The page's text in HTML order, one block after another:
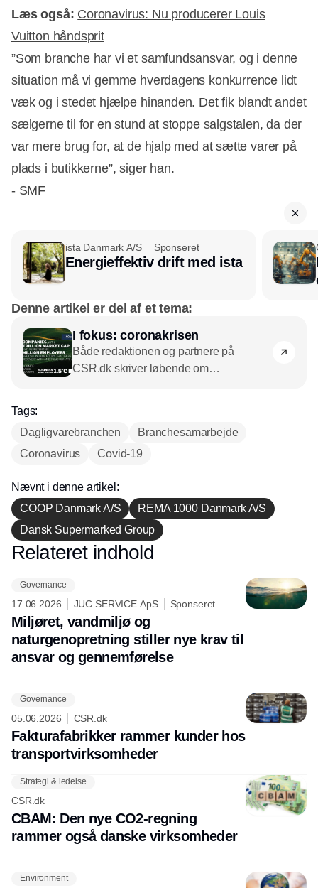
Læs også: Coronavirus: Nu producerer Louis
Vuitton håndsprit
”Som branche har vi et samfundsansvar, og i denne
situation må vi gemme hverdagens konkurrence lidt
væk og i stedet hjælpe hinanden. Det fik blandt andet
sælgerne til for en stund at stoppe salgstalen, da der
var mere brug for, at de hjalp med at sætte varer på
plads i butikkerne”, siger han.
- SMF
ista Danmark A/S Sponseret
Energieffektiv drift med ista
Denne artikel er del af et tema:
I fokus: coronakrisen
Både redaktionen og partnere på
CSR.dk skriver løbende om
Tags:
Dagligvarebranchen
Branchesamarbejde
Coronavirus
Covid-19
Nævnt i denne artikel:
COOP Danmark A/S
REMA 1000 Danmark A/S
Dansk Supermarked Group
Annonce
Relateret indhold
Governance
17.06.2026 JUC SERVICE ApS Sponseret
Miljøret, vandmiljø og
naturgenopretning stiller nye krav til
ansvar og gennemførelse
Governance
05.06.2026 CSR.dk
Fakturafabrikker rammer kunder hos
transportvirksomheder
Strategi & ledelse
CSR.dk
CBAM: Den nye CO2-regning
rammer også danske virksomheder
Environment